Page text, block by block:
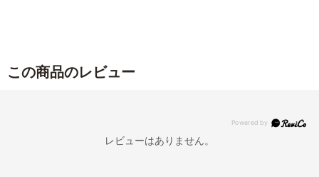
この商品のレビュー
レビューはありません。